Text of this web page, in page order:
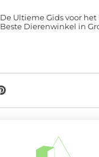
De Ultieme Gids voor
Beste Dierenwinkel in